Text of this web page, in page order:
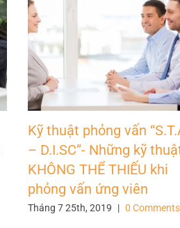
Kỹ thuật phỏng vấn
– D.I.SC”- Những kỹ
KHÔNG THỂ THIẾU khi
phỏng vấn ứng viên
Tháng 7 25th, 2019 | 0 Comments